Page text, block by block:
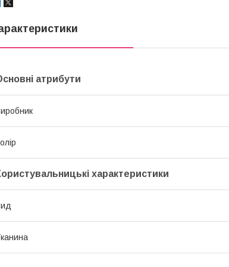
атрибути
характеристики